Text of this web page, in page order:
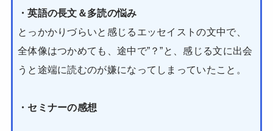
・英語の長文＆多読の悩み
とっかかりづらいと感じるエッセイストの文中で、
全体像はつかめても、途中で”？”と、感じる文に出会
うと途端に読むのが嫌になってしまっていたこと。
・セミナーの感想